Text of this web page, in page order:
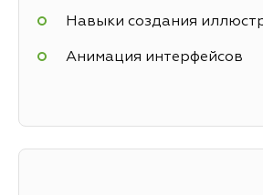
Навыки создания
Анимация интерфейсов